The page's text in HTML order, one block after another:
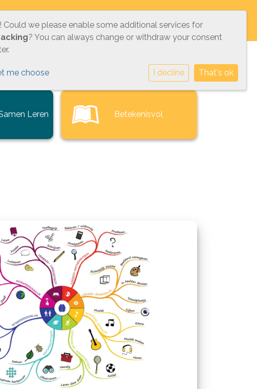
PRAKTISCH VEILIGHEID CONTACT
Leren Betekenisvol
Could we please enable some additional services for
? You can always change or withdraw your consent
me choose I decline That's ok